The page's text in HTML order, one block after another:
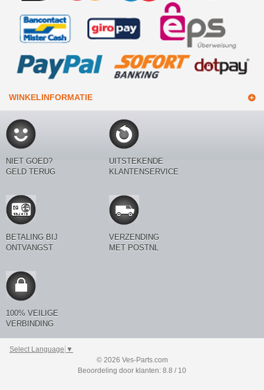
WINKELINFORMATIE
NIET GOED?
GELD TERUG
UITSTEKENDE
KLANTENSERVICE
BETALING BIJ
ONTVANGST
VERZENDING
MET POSTNL
100% VEILIGE
VERBINDING
Select Language ▼
© 2026 Ves-Parts.com
Beoordeling door klanten: 8.8 / 10